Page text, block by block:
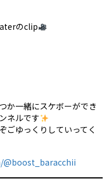
のclip
か一緒にスケボーができ
ネルです
ごゆっくりしていってく